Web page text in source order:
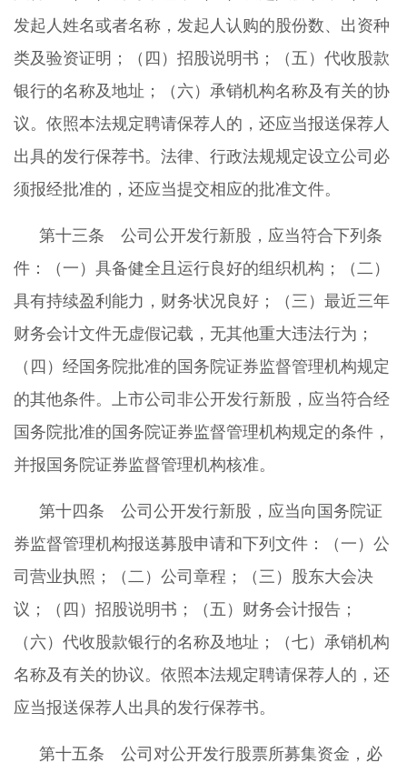
发起人姓名或者名称，发起人认购的股份数、出资种
类及验资证明；（四）招股说明书；（五）代收股款
银行的名称及地址；（六）承销机构名称及有关的协
议。依照本法规定聘请保荐人的，还应当报送保荐人
出具的发行保荐书。法律、行政法规规定设立公司必
须报经批准的，还应当提交相应的批准文件。
第十三条 公司公开发行新股，应当符合下列条
件：（一）具备健全且运行良好的组织机构；（二）
具有持续盈利能力，财务状况良好；（三）最近三年
财务会计文件无虚假记载，无其他重大违法行为；
（四）经国务院批准的国务院证券监督管理机构规定
的其他条件。上市公司非公开发行新股，应当符合经
国务院批准的国务院证券监督管理机构规定的条件，
并报国务院证券监督管理机构核准。
第十四条 公司公开发行新股，应当向国务院证
券监督管理机构报送募股申请和下列文件：（一）公
司营业执照；（二）公司章程；（三）股东大会决
议；（四）招股说明书；（五）财务会计报告；
（六）代收股款银行的名称及地址；（七）承销机构
名称及有关的协议。依照本法规定聘请保荐人的，还
应当报送保荐人出具的发行保荐书。
第十五条 公司对公开发行股票所募集资金，必